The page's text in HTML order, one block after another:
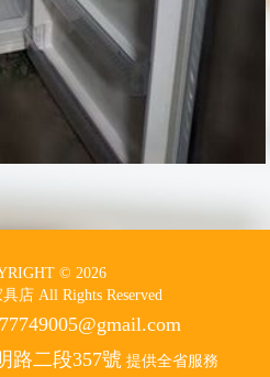
© 2026
店 All Rights Reserved
路二段357號提供全省服務